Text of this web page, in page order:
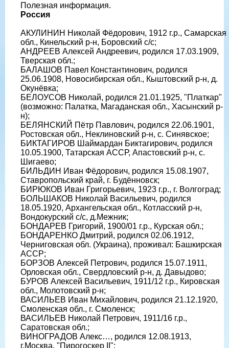
Полезная информация.
Россия
АКУЛИНИН Николай Фёдорович, 1912 г.р., Самарская
обл., Кинельский р-н, Боровский с/с;
АНДРЕЕВ Алексей Андреевич, родился 17.03.1909,
Тверская обл.;
БАЛАШОВ Павел Константинович, родился
25.06.1908, Новосибирская обл., Кыштовский р-н, д.
Окунёвка;
БЕЛОУСОВ Николай, родился 21.01.1925, "Платкар"
(возможно: Палатка, Магаданская обл., Хасынский р-
н);
БЕЛЯНСКИЙ Пётр Павлович, родился 22.06.1901,
Ростовская обл., Неклиновский р-н, с. Синявское;
БИКТАГИРОВ Шаймардан Биктагирович, родился
10.05.1900, Татарская АССР, Апастовский р-н, с.
Шигаево;
БИЛЬДИН Иван Фёдорович, родился 15.08.1907,
Ставропольский край, г. Будённовск;
БИРЮКОВ Иван Григорьевич, 1923 г.р., г. Волгоград;
БОЛЬШАКОВ Николай Васильевич, родился
18.05.1920, Архангельская обл., Котласский р-н,
Вондокурский с/с, д.Межник;
БОНДАРЕВ Григорий, 1900/01 г.р., Курская обл.;
БОНДАРЕНКО Дмитрий, родился 02.06.1912,
Черниговская обл. (Украина), проживал: Башкирская
АССР;
БОРЗОВ Алексей Петрович, родился 15.07.1911,
Орловская обл., Свердловский р-н, д. Давыдово;
БУРОВ Алексей Васильевич, 1911/12 г.р., Кировская
обл., Молотовский р-н;
ВАСИЛЬЕВ Иван Михайлович, родился 21.12.1920,
Смоленская обл., г. Смоленск;
ВАСИЛЬЕВ Николай Петрович, 1911/16 г.р.,
Саратовская обл.;
ВИНОГРАДОВ Алекс…, родился 12.08.1913,
г.Москва, "Пирогоскер II";